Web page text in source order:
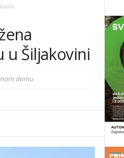
Šiljakovini
domu